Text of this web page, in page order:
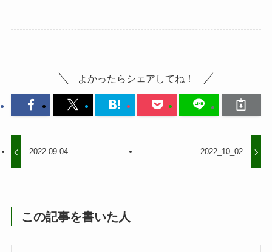
よかったらシェアしてね！
2022.09.04 2022_10_02
この記事を書いた人